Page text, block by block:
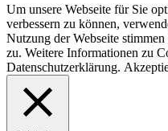
Um unsere Webseite für Sie
verbessern zu können,
Nutzung der Webseite
zu. Weitere Informationen zu
Datenschutzerklärung.